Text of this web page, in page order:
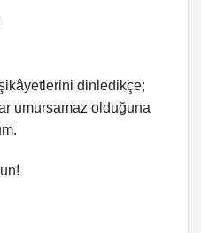
dinledikçe;
umursamaz olduğuna